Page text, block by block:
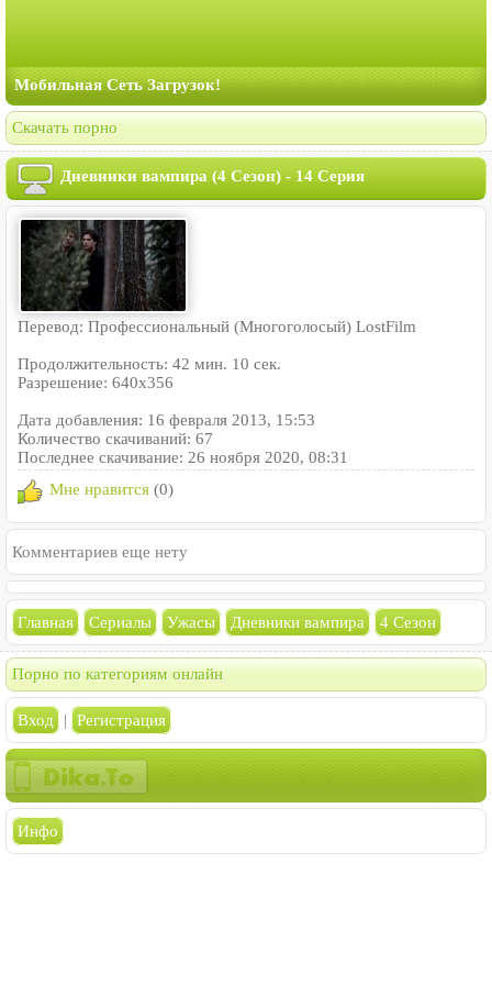
Мобильная Сеть Загрузок!
Скачать порно
Дневники вампира (4 Сезон) - 14 Серия
Перевод: Профессиональный (Многоголосый) LostFilm
Продолжительность: 42 мин. 10 сек.
Разрешение: 640x356
Дата добавления: 16 февраля 2013, 15:53
Количество скачиваний: 67
Последнее скачивание: 26 ноября 2020, 08:31
Мне нравится (0)
Комментариев еще нету
Главная Сериалы Ужасы Дневники вампира 4 Сезон
Порно по категориям онлайн
Вход | Регистрация
Инфо